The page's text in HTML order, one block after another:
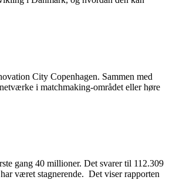
City Copenhagen. Sammen med
i matchmaking-området eller høre
gang 40 millioner. Det svarer til 112.309
været stagnerende. Det viser rapporten